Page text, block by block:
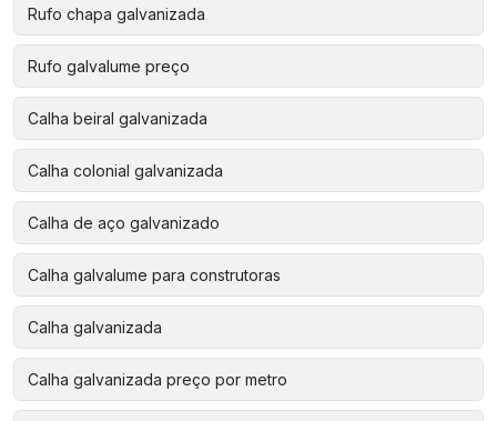
Rufo chapa galvanizada
Rufo galvalume preço
Calha beiral galvanizada
Calha colonial galvanizada
Calha de aço galvanizado
Calha galvalume para construtoras
Calha galvanizada
Calha galvanizada preço por metro